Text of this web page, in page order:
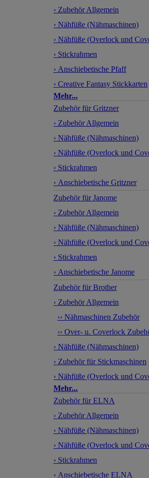
› Zubehör Allgemein
› Nähfüße (Nähmaschinen)
› Nähfüße (Overlock und
› Stickrahmen
› Anschiebetische Pfaff
› Creative Fantasy Stickkarten
Mehr...
Zubehör für Gritzner
› Zubehör Allgemein
› Nähfüße (Nähmaschinen)
› Nähfüße (Overlock und
› Stickrahmen
› Anschiebetische Gritzner
Zubehör für Janome
› Zubehör Allgemein
› Nähfüße (Nähmaschinen)
› Nähfüße (Overlock und
› Stickrahmen
› Anschiebetische Janome
Zubehör für Brother
› Zubehör Allgemein
›› Nähmaschinen Zubehör
›› Over- u. Coverlock
› Nähfüße (Nähmaschinen)
› Zubehör für Stickmaschinen
› Nähfüße (Overlock und
Mehr...
Zubehör für ELNA
› Zubehör Allgemein
› Nähfüße (Nähmaschinen)
› Nähfüße (Overlock und
› Stickrahmen
› Anschiebetische ELNA